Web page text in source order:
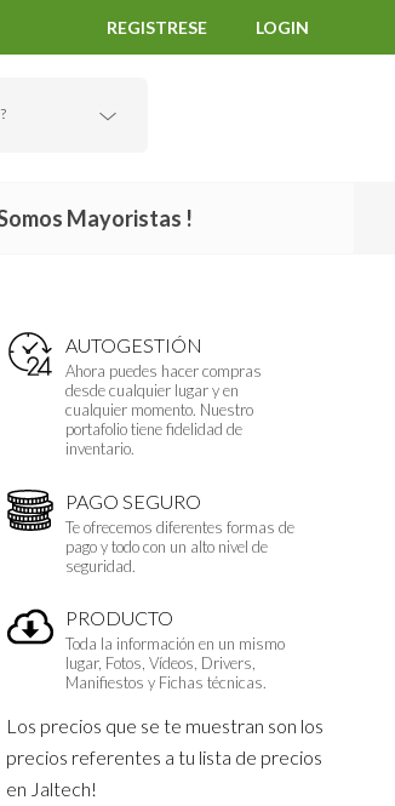
REGISTRESE LOGIN
Somos Mayoristas !
AUTOGESTIÓN
Ahora puedes hacer compras
desde cualquier lugar y en
cualquier momento. Nuestro
portafolio tiene fidelidad de
inventario.
PAGO SEGURO
Te ofrecemos diferentes formas de
pago y todo con un alto nivel de
seguridad.
PRODUCTO
Toda la información en un mismo
lugar, Fotos, Vídeos, Drivers,
Manifiestos y Fichas técnicas.
Los precios que se te muestran son los
precios referentes a tu lista de precios
en Jaltech!